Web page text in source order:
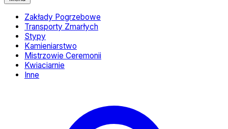
Zakłady Pogrzebowe
Transporty Zmarłych
Stypy
Kamieniarstwo
Mistrzowie Ceremonii
Kwiaciarnie
Inne